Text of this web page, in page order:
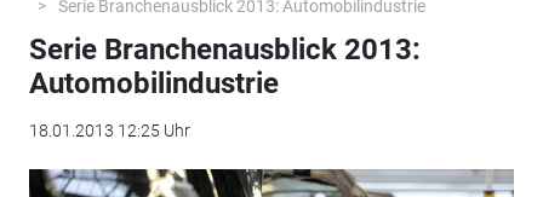
Serie Branchenausblick 2013: Automobilindustrie
Serie Branchenausblick 2013:
Automobilindustrie
18.01.2013 12:25 Uhr